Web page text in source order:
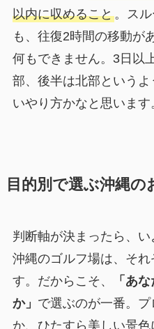
以内に収めること。ス
も、往復2時間の移動が
何もできません。3日以
部、後半は北部という
いやり方かなと思います
目的別で選ぶ沖縄
判断軸が決まったら、い
沖縄のゴルフ場は、そ
す。だからこそ、
「あ
か」 で選ぶのが一番。
か、ひたすら美しい景